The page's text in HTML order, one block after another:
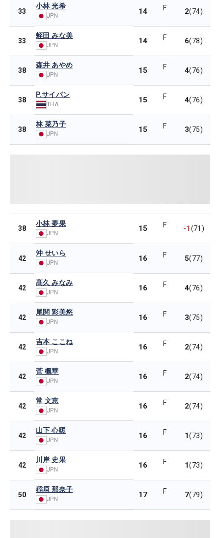
33
小林 光希
JPN 14 F 2(74)
33
蛭田 みな美
JPN 14 F 6(78)
38
森井 あやめ
JPN 15 F 4(76)
38
P.サイパン
THA 15 F 4(76)
38
林 菜乃子
JPN 15 F 3(75)
38
小林 夢果
JPN
15 F -1(71)
42
沖 せいら
JPN 16 F 5(77)
42
髙久 みなみ
JPN 16 F 4(76)
42
尾関 彩美悠
JPN 16 F 3(75)
42
吉本 ここね
JPN 16 F 2(74)
42
菅 楓華
JPN 16 F 2(74)
42
常 文恵
JPN 16 F 2(74)
42
山下 心暖
JPN 16 F 1(73)
42
川岸 史果
JPN 16 F 1(73)
50
稲垣 那奈子
JPN 17 F 7(79)